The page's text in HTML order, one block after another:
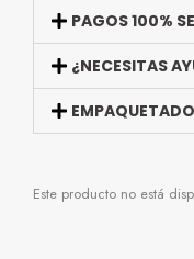
PAGOS 100%
¿NECESITAS
Este producto no está